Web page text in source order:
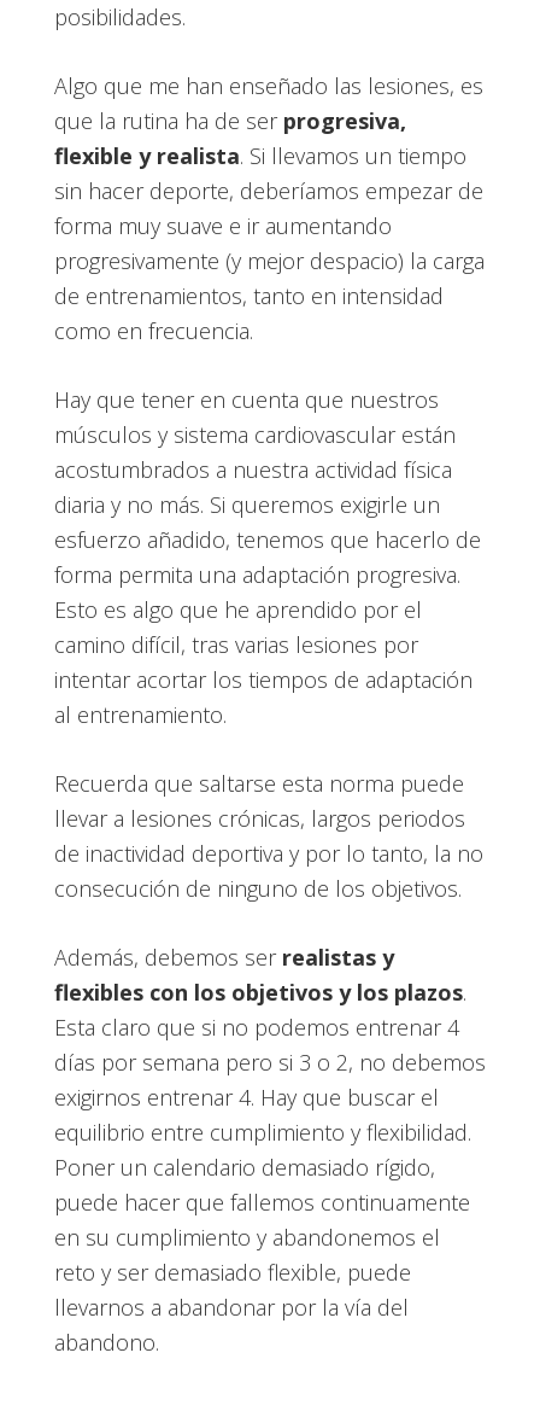
posibilidades.
Algo que me han enseñado las lesiones, es
que la rutina ha de ser progresiva,
flexible y realista. Si llevamos un tiempo
sin hacer deporte, deberíamos empezar de
forma muy suave e ir aumentando
progresivamente (y mejor despacio) la carga
de entrenamientos, tanto en intensidad
como en frecuencia.
Hay que tener en cuenta que nuestros
músculos y sistema cardiovascular están
acostumbrados a nuestra actividad física
diaria y no más. Si queremos exigirle un
esfuerzo añadido, tenemos que hacerlo de
forma permita una adaptación progresiva.
Esto es algo que he aprendido por el
camino difícil, tras varias lesiones por
intentar acortar los tiempos de adaptación
al entrenamiento.
Recuerda que saltarse esta norma puede
llevar a lesiones crónicas, largos periodos
de inactividad deportiva y por lo tanto, la no
consecución de ninguno de los objetivos.
Además, debemos ser realistas y
flexibles con los objetivos y los plazos.
Esta claro que si no podemos entrenar 4
días por semana pero si 3 o 2, no debemos
exigirnos entrenar 4. Hay que buscar el
equilibrio entre cumplimiento y flexibilidad.
Poner un calendario demasiado rígido,
puede hacer que fallemos continuamente
en su cumplimiento y abandonemos el
reto y ser demasiado flexible, puede
llevarnos a abandonar por la vía del
abandono.